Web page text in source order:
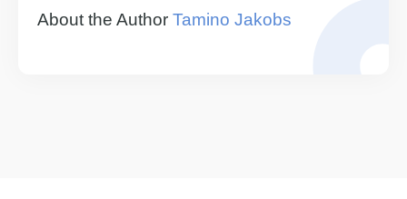
About the Author Tamino Jakobs